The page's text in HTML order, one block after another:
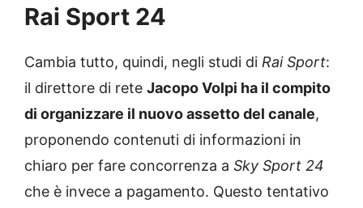
Rai Sport 24
Cambia tutto, quindi, negli studi di Rai Sport:
il direttore di rete Jacopo Volpi ha il compito
di organizzare il nuovo assetto del canale,
proponendo contenuti di informazioni in
chiaro per fare concorrenza a Sky Sport 24
che è invece a pagamento. Questo tentativo